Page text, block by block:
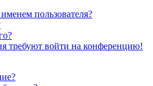
пользователя?
требуют войти на конференцию!